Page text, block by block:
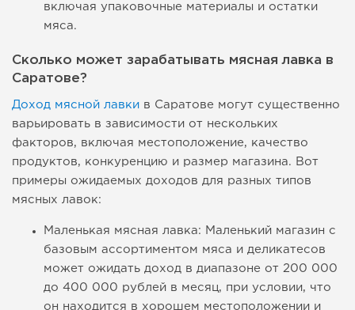
включая упаковочные материалы и остатки
мяса.
Сколько может зарабатывать мясная лавка в
Саратове?
Доход мясной лавки в Саратове могут существенно
варьировать в зависимости от нескольких
факторов, включая местоположение, качество
продуктов, конкуренцию и размер магазина. Вот
примеры ожидаемых доходов для разных типов
мясных лавок:
Маленькая мясная лавка: Маленький магазин с
базовым ассортиментом мяса и деликатесов
может ожидать доход в диапазоне от 200 000
до 400 000 рублей в месяц, при условии, что
он находится в хорошем местоположении и